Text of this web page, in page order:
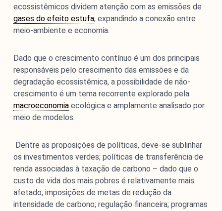
ecossistêmicos dividem atenção com as emissões de
gases do efeito estufa, expandindo a conexão entre
meio-ambiente e economia.
Dado que o crescimento contínuo é um dos principais
responsáveis pelo crescimento das emissões e da
degradação ecossistêmica, a possibilidade de não-
crescimento é um tema recorrente explorado pela
macroeconomiaecológica e amplamente analisado por
meio de modelos.
Dentre as proposições de políticas, deve-se sublinhar
os investimentos verdes; políticas de transferência de
renda associadas à taxação de carbono – dado que o
custo de vida dos mais pobres é relativamente mais
afetado; imposições de metas de redução da
intensidade de carbono; regulação financeira; programas